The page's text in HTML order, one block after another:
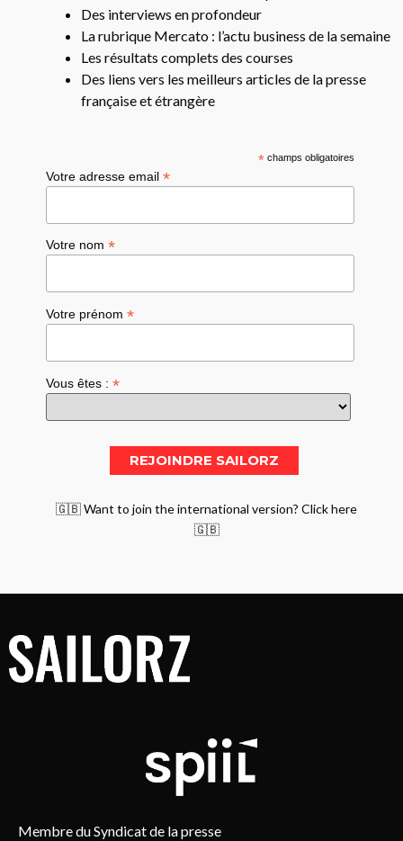
Des interviews en profondeur
La rubrique Mercato : l’actu business de la semaine
Les résultats complets des courses
Des liens vers les meilleurs articles de la presse
française et étrangère
*champs obligatoires
Votre adresse email*
Votre nom*
Votre prénom*
Vous êtes :*
🇬🇧 Want to join the international version? Click here
🇬🇧
Membre du Syndicat de la presse